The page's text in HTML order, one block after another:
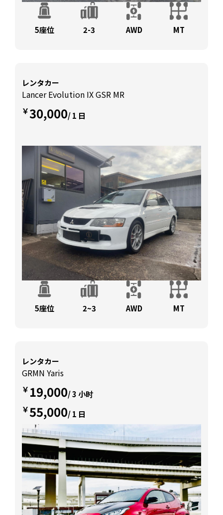
5座位 2-3 AWD MT
レンタカー
Lancer Evolution IX GSR MR
￥30,000/ 1 日
5座位 2~3 AWD MT
レンタカー
GRMN Yaris
￥ 19,000/ 3 小时
￥55,000/ 1 日